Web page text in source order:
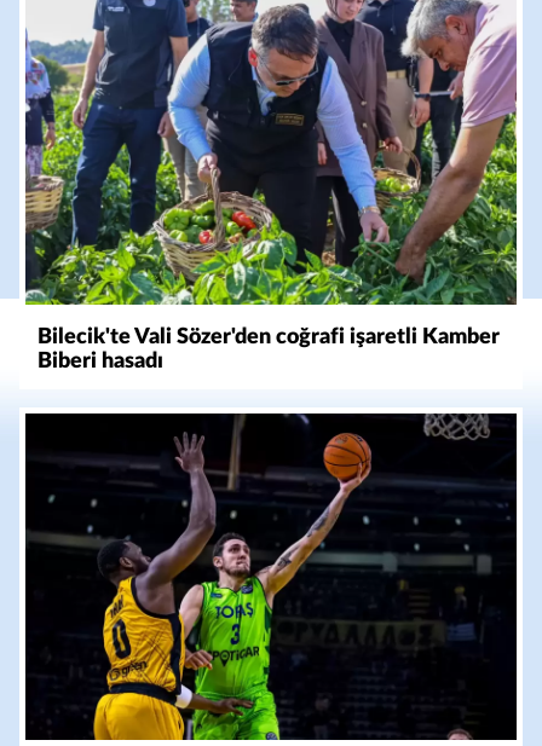
Bilecik'te Vali Sözer'den coğrafi işaretli Kamber
Biberi hasadı